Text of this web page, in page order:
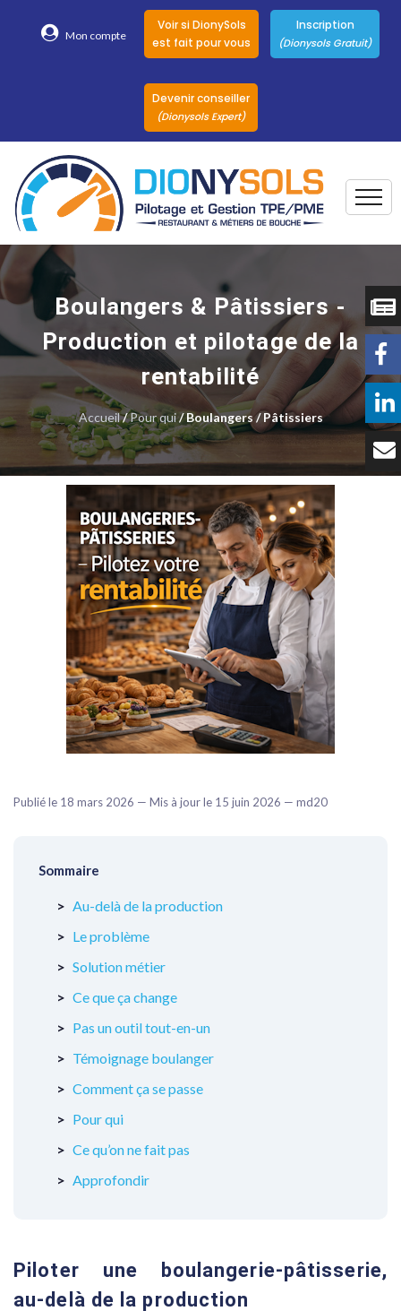
Mon compte
Voir si DionySols
est fait pour vous
Inscription
(Dionysols Gratuit)
Devenir conseiller
(Dionysols Expert)
Nos conseillers
DionySols
Nos versions
Nos autres
Solutions
Témoignages
Tarifs
Contact
Boulangers & Pâtissiers -
Production et pilotage de la
rentabilité
Accueil/Pour qui/ Boulangers / Pâtissiers
Publié le 18 mars 2026 — Mis à jour le 15 juin 2026 — md20
Sommaire
Au-delà de la production
Le problème
Solution métier
Ce que ça change
Pas un outil tout-en-un
Témoignage boulanger
Comment ça se passe
Pour qui
Ce qu’on ne fait pas
Approfondir
Piloter une boulangerie-pâtisserie,
au-delà de la production